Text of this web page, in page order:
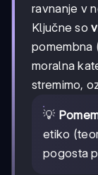
ravnanje v
Ključne so
pomembna
moralna
stremimo,
💡
etiko
pogosta